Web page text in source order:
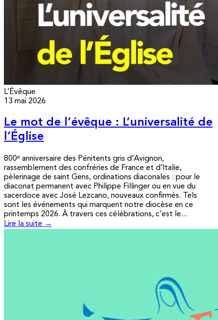
L’Évêque
13 mai 2026
Le mot de l’évêque : L’universalité de
l’Église
800ᵉ anniversaire des Pénitents gris d’Avignon,
rassemblement des confréries de France et d’Italie,
pèlerinage de saint Gens, ordinations diaconales : pour le
diaconat permanent avec Philippe Fillinger ou en vue du
sacerdoce avec José Lezcano, nouveaux confirmés. Tels
sont les événements qui marquent notre diocèse en ce
printemps 2026. À travers ces célébrations, c’est le...
Lire la suite →